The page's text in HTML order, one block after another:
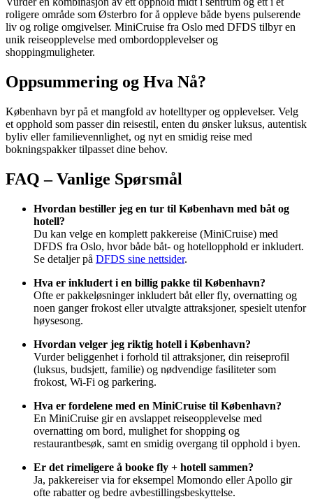
roligere område som Østerbro for å oppleve både byens pulserende
liv og rolige omgivelser. MiniCruise fra Oslo med DFDS tilbyr en
unik reiseopplevelse med ombordopplevelser og
shoppingmuligheter.
Oppsummering og Hva Nå?
København byr på et mangfold av hotelltyper og opplevelser. Velg
et opphold som passer din reisestil, enten du ønsker luksus, autentisk
byliv eller familievennlighet, og nyt en smidig reise med
bokningspakker tilpasset dine behov.
FAQ – Vanlige Spørsmål
Hvordan bestiller jeg en tur til København med båt og
hotell?
Du kan velge en komplett pakkereise (MiniCruise) med
DFDS fra Oslo, hvor både båt- og hotellopphold er inkludert.
Se detaljer på DFDS sine nettsider.
Hva er inkludert i en billig pakke til København?
Ofte er pakkeløsninger inkludert båt eller fly, overnatting og
noen ganger frokost eller utvalgte attraksjoner, spesielt utenfor
høysesong.
Hvordan velger jeg riktig hotell i København?
Vurder beliggenhet i forhold til attraksjoner, din reiseprofil
(luksus, budsjett, familie) og nødvendige fasiliteter som
frokost, Wi-Fi og parkering.
Hva er fordelene med en MiniCruise til København?
En MiniCruise gir en avslappet reiseopplevelse med
overnatting om bord, mulighet for shopping og
restaurantbesøk, samt en smidig overgang til opphold i byen.
Er det rimeligere å booke fly + hotell sammen?
Ja, pakkereiser via for eksempel Momondo eller Apollo gir
ofte rabatter og bedre avbestillingsbeskyttelse.